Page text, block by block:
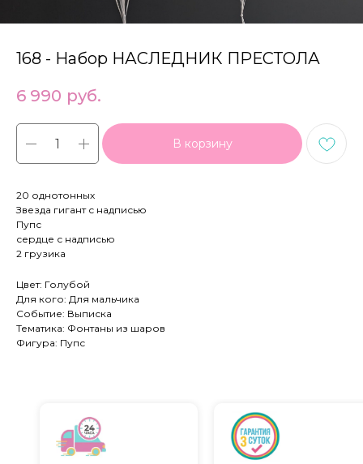
168 - Набор НАСЛЕДНИК ПРЕСТОЛА
6 990 руб.
В корзину
20 однотонных
Звезда гигант с надписью
Пупс
сердце с надписью
2 грузика
Цвет: Голубой
Для кого: Для мальчика
Событие: Выписка
Тематика: Фонтаны из шаров
Фигура: Пупс